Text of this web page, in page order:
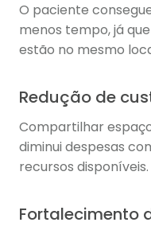
O paciente
menos tempo, já
estão no mesmo
Redução de
Compartilhar
diminui despesas
recursos disponíveis.
Fortalecimento